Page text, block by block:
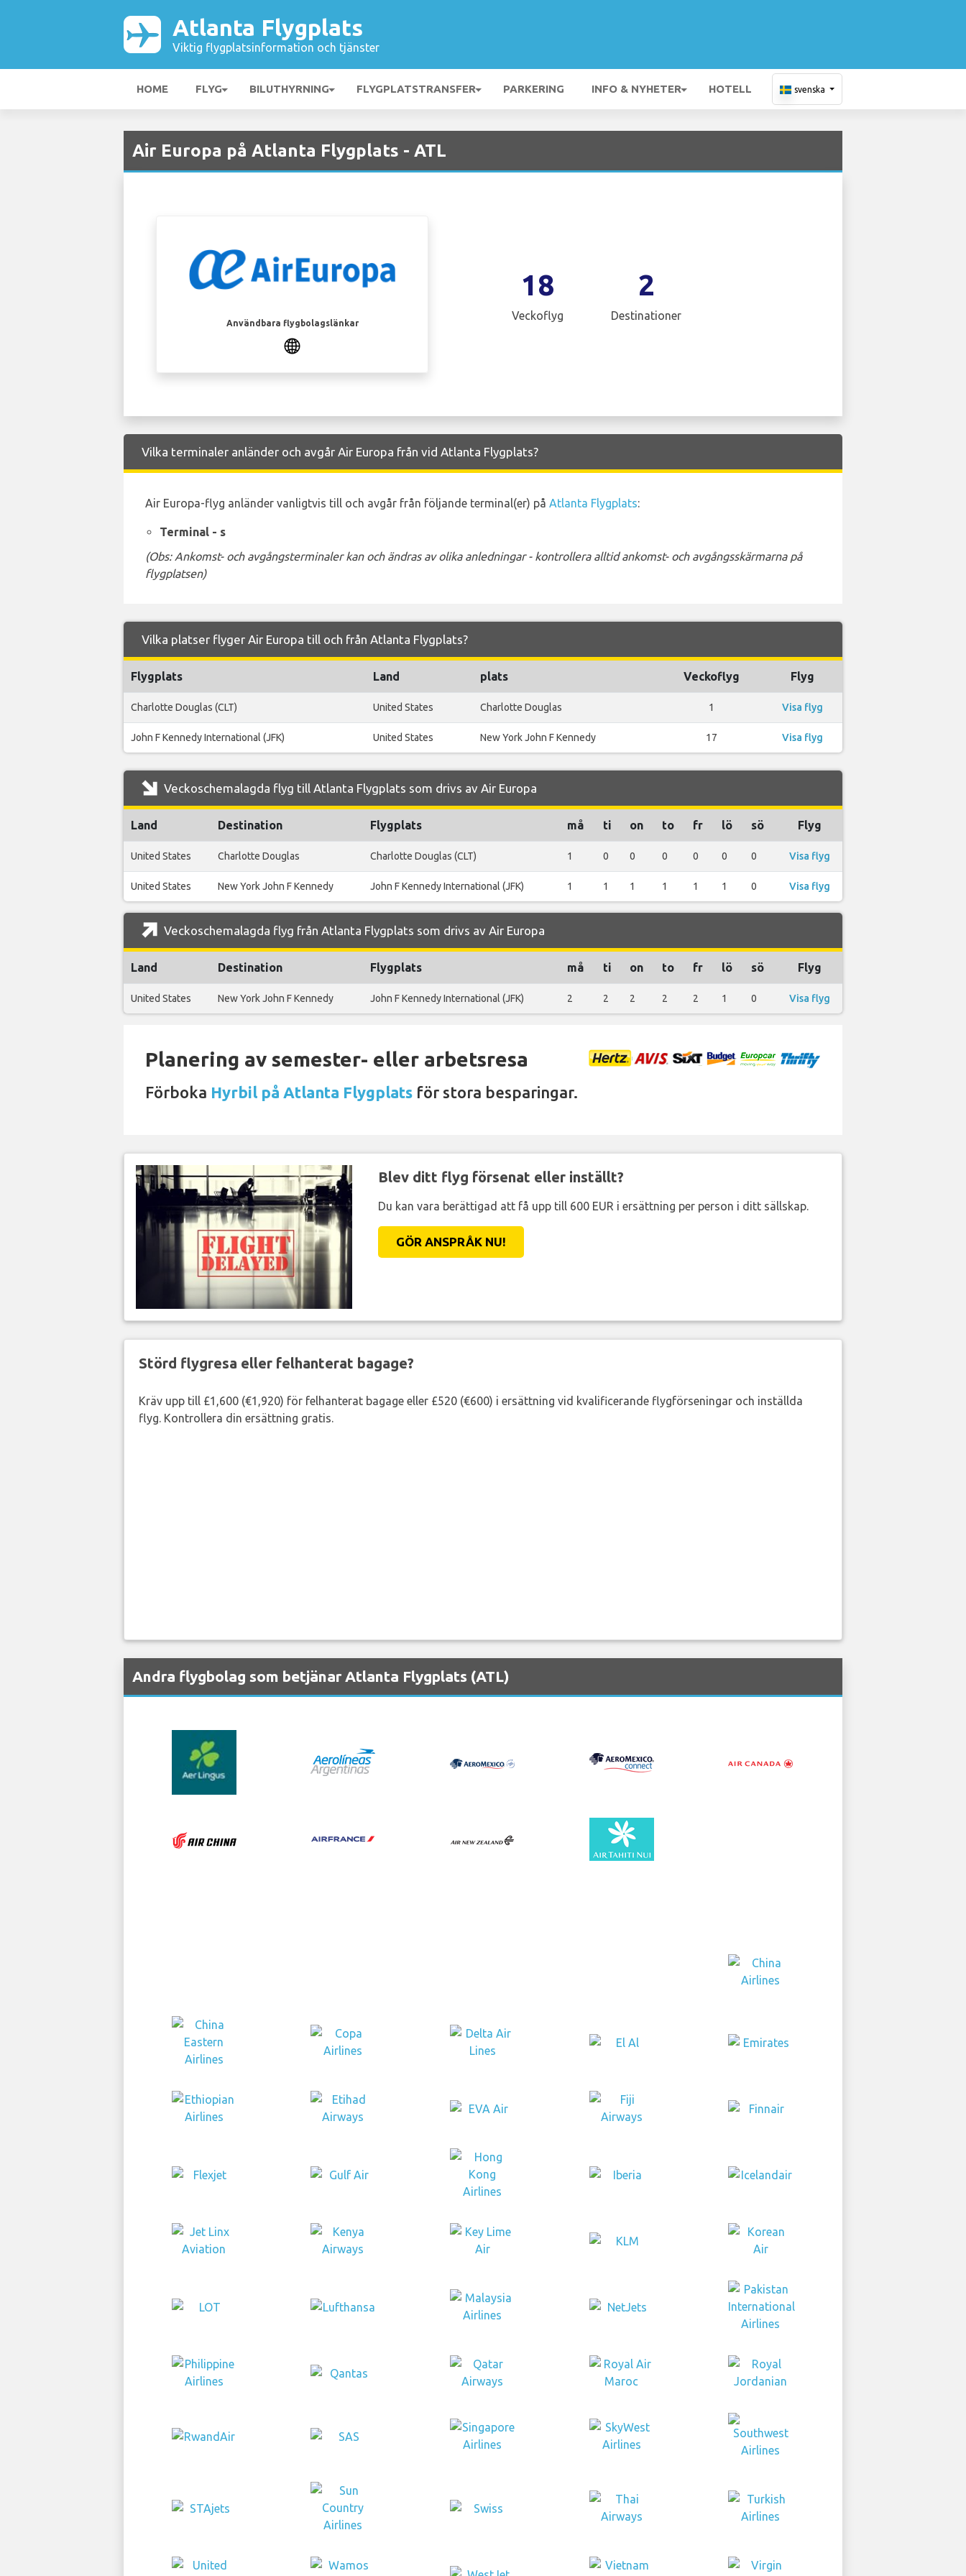
Atlanta Flygplats
Viktig flygplatsinformation och tjänster
HOME FLYG BILUTHYRNING FLYGPLATSTRANSFER PARKERING INFO & NYHETER HOTELL svenska
Air Europa på Atlanta Flygplats - ATL
Användbara flygbolagslänkar
18
Veckoflyg
2
Destinationer
Vilka terminaler anländer och avgår Air Europa från vid Atlanta Flygplats?
Air Europa-flyg anländer vanligtvis till och avgår från följande terminal(er) på Atlanta Flygplats:
Terminal - s
(Obs: Ankomst- och avgångsterminaler kan och ändras av olika anledningar - kontrollera alltid ankomst- och avgångsskärmarna på
flygplatsen)
Vilka platser flyger Air Europa till och från Atlanta Flygplats?
Flygplats Land plats Veckoflyg Flyg
Charlotte Douglas (CLT) United States Charlotte Douglas 1 Visa flyg
John F Kennedy International (JFK) United States New York John F Kennedy 17 Visa flyg
Veckoschemalagda flyg till Atlanta Flygplats som drivs av Air Europa
Land Destination Flygplats må ti on to fr lö sö Flyg
United States Charlotte Douglas Charlotte Douglas (CLT) 1 0 0 0 0 0 0 Visa flyg
United States New York John F Kennedy John F Kennedy International (JFK) 1 1 1 1 1 1 0 Visa flyg
Veckoschemalagda flyg från Atlanta Flygplats som drivs av Air Europa
Land Destination Flygplats må ti on to fr lö sö Flyg
United States New York John F Kennedy John F Kennedy International (JFK) 2 2 2 2 2 1 0 Visa flyg
Planering av semester- eller arbetsresa
Förboka Hyrbil på Atlanta Flygplats för stora besparingar.
Blev ditt flyg försenat eller inställt?
Du kan vara berättigad att få upp till 600 EUR i ersättning per person i ditt sällskap.
GÖR ANSPRÅK NU!
Störd flygresa eller felhanterat bagage?
Kräv upp till £1,600 (€1,920) för felhanterat bagage eller £520 (€600) i ersättning vid kvalificerande flygförseningar och inställda
flyg. Kontrollera din ersättning gratis.
Andra flygbolag som betjänar Atlanta Flygplats (ATL)